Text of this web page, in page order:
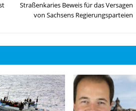
Straßenkaries Beweis für das Versagen
von Sachsens Regierungsparteien